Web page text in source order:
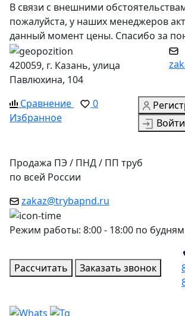
В связи с внешними
пожалуйста, у наших менеджеров
данный момент цены. Спасибо за
420059, г. Казань, улица
Павлюхина, 104
Сравнение
0
Избранное
Войти
Продажа ПЭ / ПНД / ПП труб
по всей России
zakaz@trybapnd.ru
Режим работы: 8:00 - 18:00 по будням
Рассчитать Заказать звонок